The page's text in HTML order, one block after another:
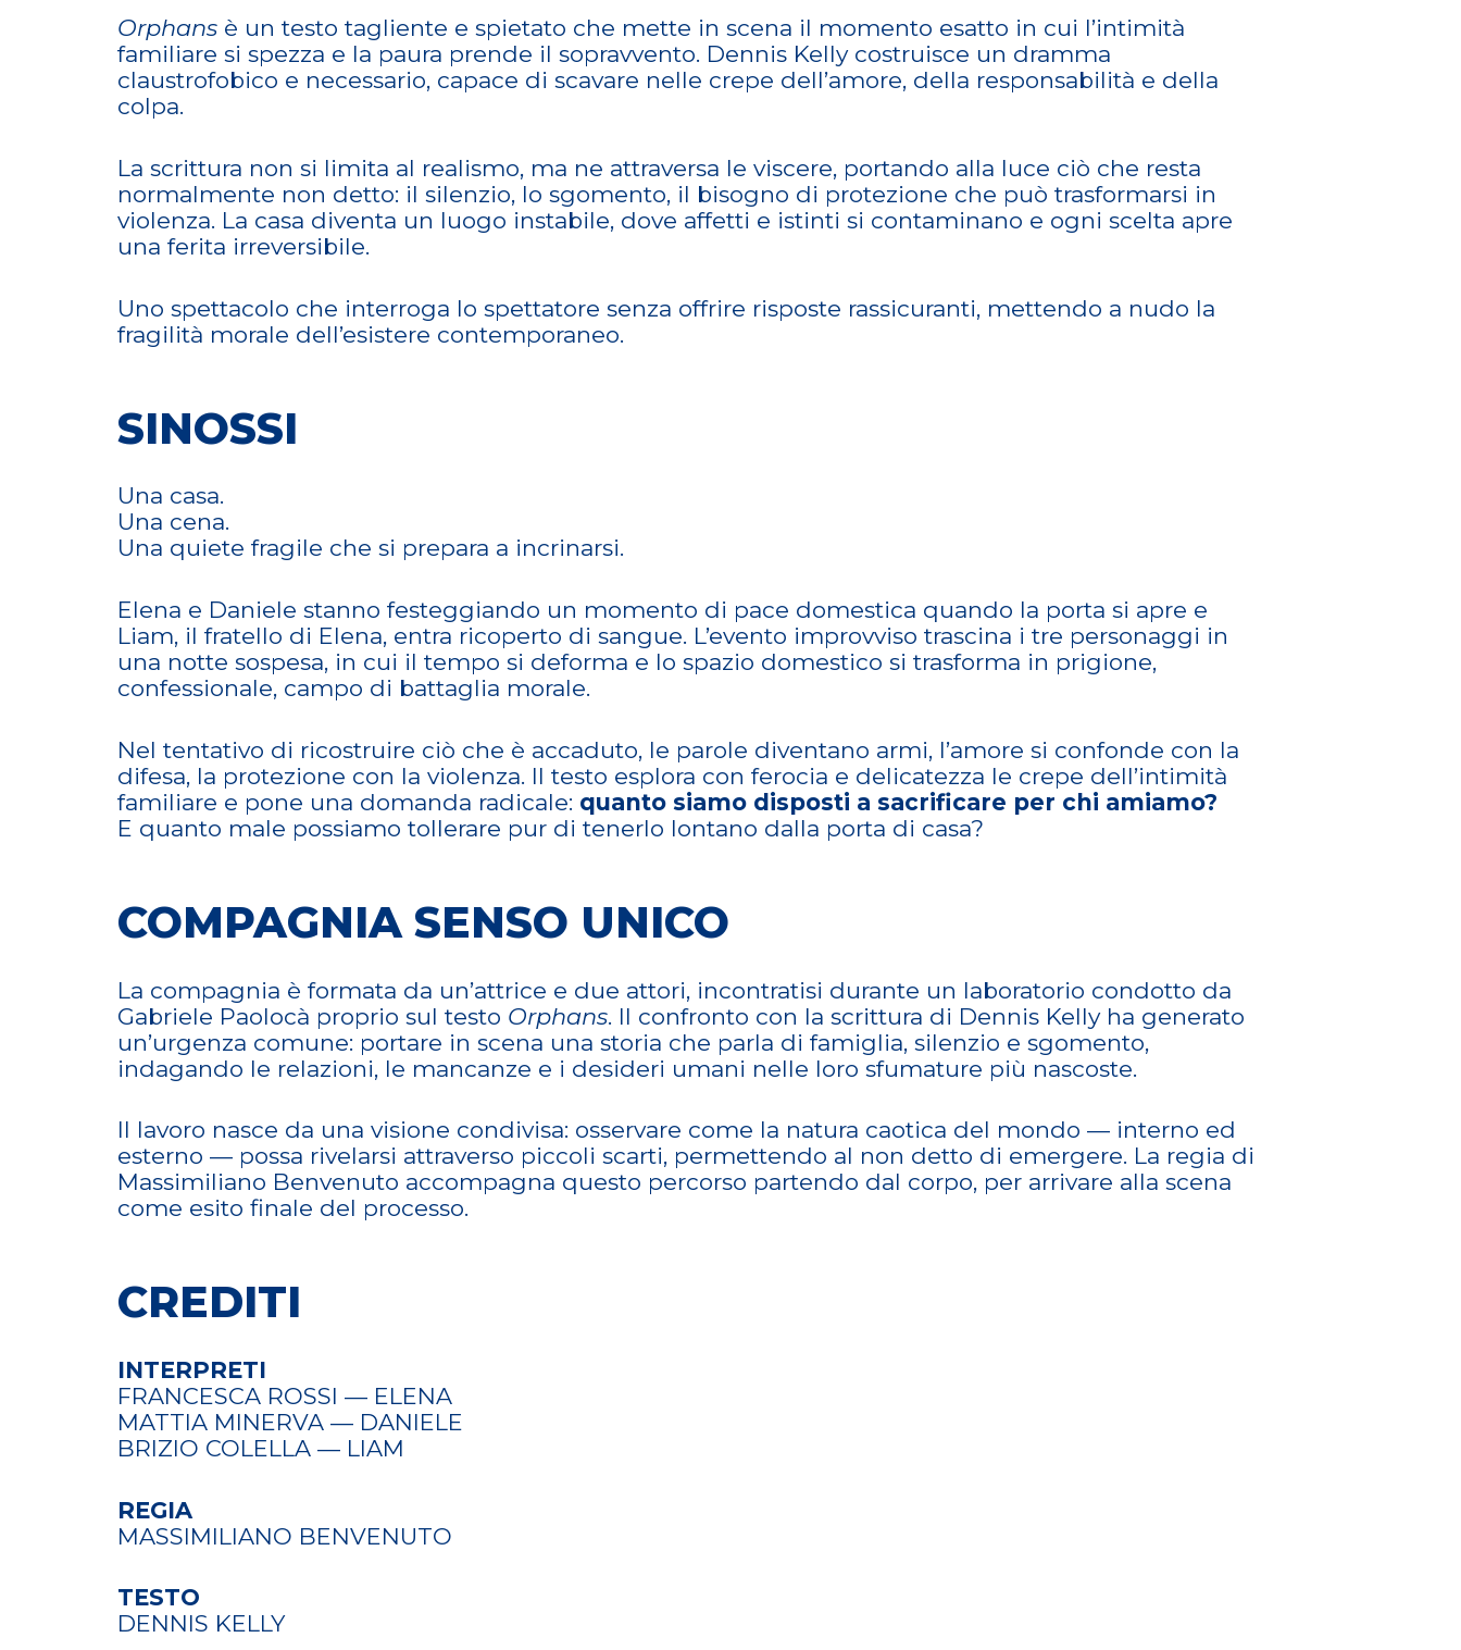
Orphans è un testo tagliente e spietato che mette in scena il momento esatto in cui l’intimità
familiare si spezza e la paura prende il sopravvento. Dennis Kelly costruisce un dramma
claustrofobico e necessario, capace di scavare nelle crepe dell’amore, della responsabilità e della
colpa.
La scrittura non si limita al realismo, ma ne attraversa le viscere, portando alla luce ciò che resta
normalmente non detto: il silenzio, lo sgomento, il bisogno di protezione che può trasformarsi in
violenza. La casa diventa un luogo instabile, dove affetti e istinti si contaminano e ogni scelta apre
una ferita irreversibile.
Uno spettacolo che interroga lo spettatore senza offrire risposte rassicuranti, mettendo a nudo la
fragilità morale dell’esistere contemporaneo.
SINOSSI
Una casa.
Una cena.
Una quiete fragile che si prepara a incrinarsi.
Elena e Daniele stanno festeggiando un momento di pace domestica quando la porta si apre e
Liam, il fratello di Elena, entra ricoperto di sangue. L’evento improvviso trascina i tre personaggi in
una notte sospesa, in cui il tempo si deforma e lo spazio domestico si trasforma in prigione,
confessionale, campo di battaglia morale.
Nel tentativo di ricostruire ciò che è accaduto, le parole diventano armi, l’amore si confonde con la
difesa, la protezione con la violenza. Il testo esplora con ferocia e delicatezza le crepe dell’intimità
familiare e pone una domanda radicale: quanto siamo disposti a sacrificare per chi amiamo?
E quanto male possiamo tollerare pur di tenerlo lontano dalla porta di casa?
COMPAGNIA SENSO UNICO
La compagnia è formata da un’attrice e due attori, incontratisi durante un laboratorio condotto da
Gabriele Paolocà proprio sul testo Orphans. Il confronto con la scrittura di Dennis Kelly ha generato
un’urgenza comune: portare in scena una storia che parla di famiglia, silenzio e sgomento,
indagando le relazioni, le mancanze e i desideri umani nelle loro sfumature più nascoste.
Il lavoro nasce da una visione condivisa: osservare come la natura caotica del mondo — interno ed
esterno — possa rivelarsi attraverso piccoli scarti, permettendo al non detto di emergere. La regia di
Massimiliano Benvenuto accompagna questo percorso partendo dal corpo, per arrivare alla scena
come esito finale del processo.
CREDITI
INTERPRETI
FRANCESCA ROSSI — ELENA
MATTIA MINERVA — DANIELE
BRIZIO COLELLA — LIAM
REGIA
MASSIMILIANO BENVENUTO
TESTO
DENNIS KELLY